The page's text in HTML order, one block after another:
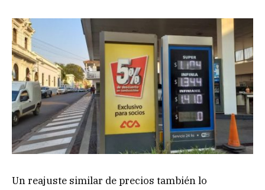
Un reajuste similar de precios también lo